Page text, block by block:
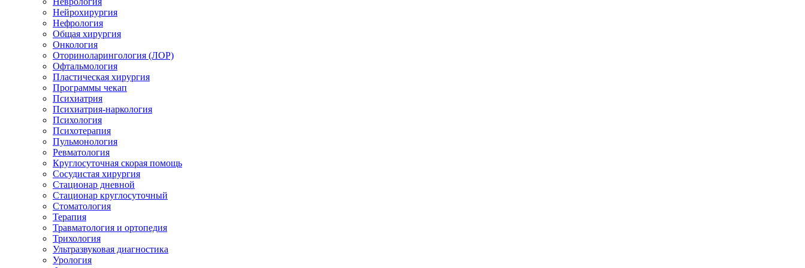
Нейрохирургия
Нефрология
Общая хирургия
Онкология
Оториноларингология (ЛОР)
Офтальмология
Пластическая хирургия
Программы чекап
Психиатрия
Психиатрия-наркология
Психология
Психотерапия
Пульмонология
Ревматология
Круглосуточная скорая помощь
Сосудистая хирургия
Стационар дневной
Стационар круглосуточный
Стоматология
Терапия
Травматология и ортопедия
Трихология
Ультразвуковая диагностика
Урология